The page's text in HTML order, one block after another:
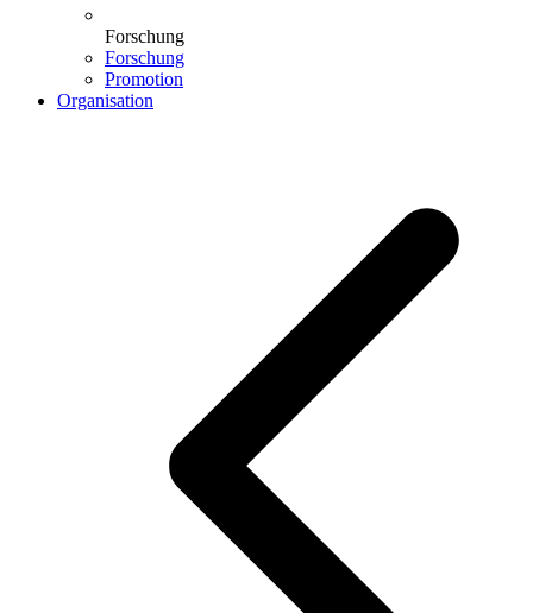
Forschung
Forschung
Promotion
Organisation